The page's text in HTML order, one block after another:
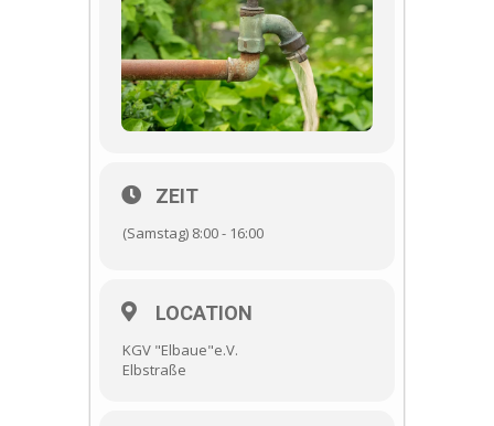
ZEIT
(Samstag) 8:00 - 16:00
LOCATION
KGV "Elbaue"e.V.
Elbstraße